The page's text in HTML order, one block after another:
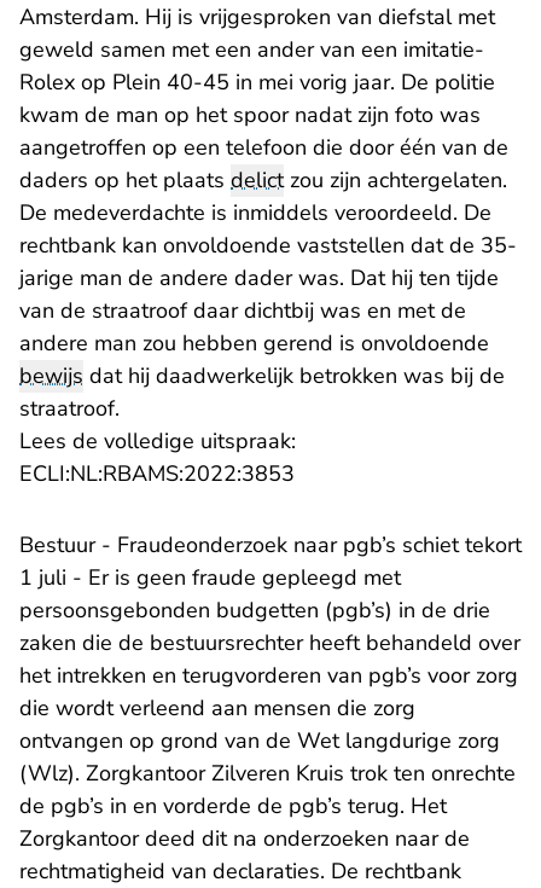
Amsterdam. Hij is vrijgesproken van diefstal met
geweld samen met een ander van een imitatie-
Rolex op Plein 40-45 in mei vorig jaar. De politie
kwam de man op het spoor nadat zijn foto was
aangetroffen op een telefoon die door één van de
daders op het plaats delictzou zijn achtergelaten.
De medeverdachte is inmiddels veroordeeld. De
rechtbank kan onvoldoende vaststellen dat de 35-
jarige man de andere dader was. Dat hij ten tijde
van de straatroof daar dichtbij was en met de
andere man zou hebben gerend is onvoldoende
bewijs dat hij daadwerkelijk betrokken was bij de
straatroof.
Lees de volledige uitspraak:
ECLI:NL:RBAMS:2022:3853
Bestuur - Fraudeonderzoek naar pgb’s schiet tekort
1 juli - Er is geen fraude gepleegd met
persoonsgebonden budgetten (pgb’s) in de drie
zaken die de bestuursrechter heeft behandeld over
het intrekken en terugvorderen van pgb’s voor zorg
die wordt verleend aan mensen die zorg
ontvangen op grond van de Wet langdurige zorg
(Wlz). Zorgkantoor Zilveren Kruis trok ten onrechte
de pgb’s in en vorderde de pgb’s terug. Het
Zorgkantoor deed dit na onderzoeken naar de
rechtmatigheid van declaraties. De rechtbank